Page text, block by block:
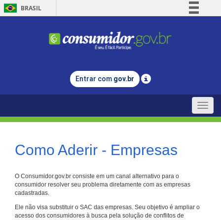
BRASIL
Comunica BR
Legislação
Entrar com gov.br
Toggle
Como Aderir - Empresas
O Consumidor.gov.br consiste em um canal alternativo para o
consumidor resolver seu problema diretamente com as empresas
cadastradas.
Ele não visa substituir o SAC das empresas. Seu objetivo é ampliar o
acesso dos consumidores à busca pela solução de conflitos de